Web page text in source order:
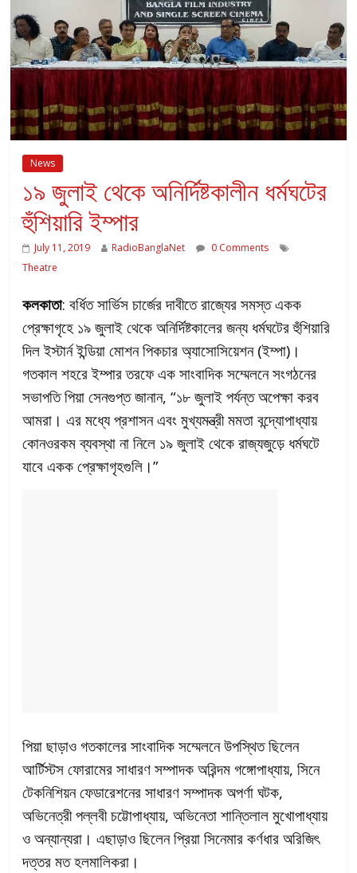
News
১৯ জুলাই থেকে অনির্দিষ্টকালীন ধর্মঘটের
হুঁশিয়ারি ইম্পার
July 11, 2019 RadioBanglaNet
0 Comments
Theatre
কলকাতা: বর্ধিত সার্ভিস চার্জের দাবীতে রাজ্যের সমস্ত একক
প্রেক্ষাগৃহে ১৯ জুলাই থেকে অনির্দিষ্টকালের জন্য ধর্মঘটের হুঁশিয়ারি
দিল ইস্টার্ন ইন্ডিয়া মোশন পিকচার অ্যাসোসিয়েশন (ইম্পা)।
গতকাল শহরে ইম্পার তরফে এক সাংবাদিক সম্মেলনে সংগঠনের
সভাপতি পিয়া সেনগুপ্ত জানান, “১৮ জুলাই পর্যন্ত অপেক্ষা করব
আমরা। এর মধ্যে প্রশাসন এবং মুখ্যমন্ত্রী মমতা বন্দ্যোপাধ্যায়
কোনওরকম ব্যবস্থা না নিলে ১৯ জুলাই থেকে রাজ্যজুড়ে ধর্মঘটে
যাবে একক প্রেক্ষাগৃহগুলি।”
পিয়া ছাড়াও গতকালের সাংবাদিক সম্মেলনে উপস্থিত ছিলেন
আর্টিস্টস ফোরামের সাধারণ সম্পাদক অরিন্দম গঙ্গোপাধ্যায়, সিনে
টেকনিশিয়ন ফেডারেশনের সাধারণ সম্পাদক অপর্ণা ঘটক,
অভিনেত্রী পল্লবী চট্টোপাধ্যায়, অভিনেতা শান্তিলাল মুখোপাধ্যায়
ও অন্যান্যরা। এছাড়াও ছিলেন প্রিয়া সিনেমার কর্ণধার অরিজিৎ
দত্তর মত হলমালিকরা।